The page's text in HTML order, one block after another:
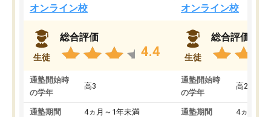
オンライン校
生徒
総合評価
4.4
通塾開始時
の学年
高3
通塾期間 4ヵ月～1年未満
オンライン校
生徒
総合評価
通塾開始時
の学年
高2
通塾期間 4ヵ月～1